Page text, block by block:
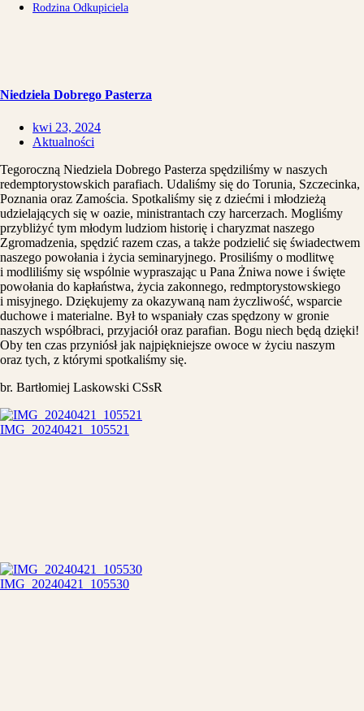
Rodzina Odkupiciela
Niedziela Dobrego Pasterza
kwi 23, 2024
Aktualności
Tegoroczną Niedziela Dobrego Pasterza spędziliśmy w naszych
redemptorystowskich parafiach. Udaliśmy się do Torunia, Szczecinka,
Poznania oraz Zamościa. Spotkaliśmy się z dziećmi i młodzieżą
udzielających się w oazie, ministrantach czy harcerzach. Mogliśmy
przybliżyć tym młodym ludziom historię i charyzmat naszego
Zgromadzenia, spędzić razem czas, a także podzielić się świadectwem
naszego powołania i życia seminaryjnego. Prosiliśmy o modlitwę
i modliliśmy się wspólnie wypraszając u Pana Żniwa nowe i święte
powołania do kapłaństwa, życia zakonnego, redmptorystowskiego
i misyjnego. Dziękujemy za okazywaną nam życzliwość, wsparcie
duchowe i materialne. Był to wspaniały czas spędzony w gronie
naszych współbraci, przyjaciół oraz parafian. Bogu niech będą dzięki!
Oby ten czas przyniósł jak najpiękniejsze owoce w życiu naszym
oraz tych, z którymi spotkaliśmy się.
br. Bartłomiej Laskowski CSsR
IMG_20240421_105521
IMG_20240421_105530